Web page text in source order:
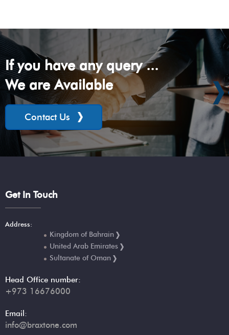
If you have any query ...
We are Available
Contact Us
Get In Touch
Address:
Kingdom of Bahrain
United Arab Emirates
Sultanate of Oman
Head Office number:
+973 16676000
Email:
info@braxtone.com